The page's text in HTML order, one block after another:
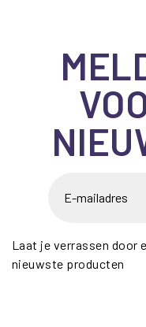
Laat je verrassen door
nieuwste producten